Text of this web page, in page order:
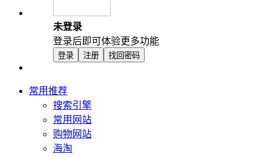
未登录
登录后即可体验更多功能
登录 注册 找回密码
常用推荐
搜索引擎
常用网站
购物网站
海淘